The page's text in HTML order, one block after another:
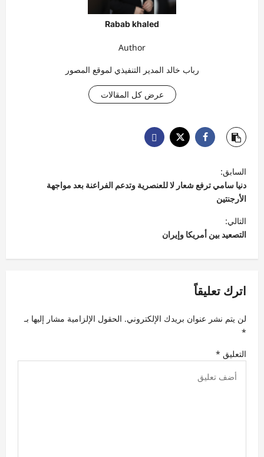
Rabab khaled
Author
رباب خالد المدير التنفيذي لموقع المصور
عرض كل المقالات
ت
ص
فّ
ح
ا
ل
ق
ل
ا
ت
السابق:
دنيا سامي ترفع شعار لا للعنصرية وتدعم الفراعنة بعد مواجهة
الأرجنتين
التالي:
التصعيد بين أمريكا وإيران
اترك تعليقاً
لن يتم نشر عنوان بريدك الإلكتروني. الحقول الإلزامية مشار إليها بـ
*
التعليق *